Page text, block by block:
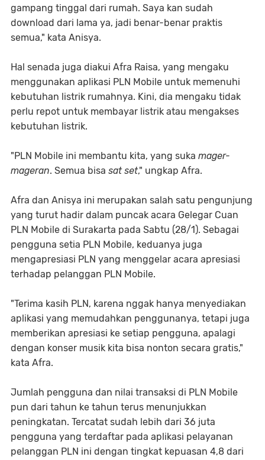
gampang tinggal dari rumah. Saya kan sudah
download dari lama ya, jadi benar-benar praktis
semua," kata Anisya.
Hal senada juga diakui Afra Raisa, yang mengaku
menggunakan aplikasi PLN Mobile untuk memenuhi
kebutuhan listrik rumahnya. Kini, dia mengaku tidak
perlu repot untuk membayar listrik atau mengakses
kebutuhan listrik.
"PLN Mobile ini membantu kita, yang suka mager-
mageran. Semua bisa sat set," ungkap Afra.
Afra dan Anisya ini merupakan salah satu pengunjung
yang turut hadir dalam puncak acara Gelegar Cuan
PLN Mobile di Surakarta pada Sabtu (28/1). Sebagai
pengguna setia PLN Mobile, keduanya juga
mengapresiasi PLN yang menggelar acara apresiasi
terhadap pelanggan PLN Mobile.
"Terima kasih PLN, karena nggak hanya menyediakan
aplikasi yang memudahkan penggunanya, tetapi juga
memberikan apresiasi ke setiap pengguna, apalagi
dengan konser musik kita bisa nonton secara gratis,"
kata Afra.
Jumlah pengguna dan nilai transaksi di PLN Mobile
pun dari tahun ke tahun terus menunjukkan
peningkatan. Tercatat sudah lebih dari 36 juta
pengguna yang terdaftar pada aplikasi pelayanan
pelanggan PLN ini dengan tingkat kepuasan 4,8 dari